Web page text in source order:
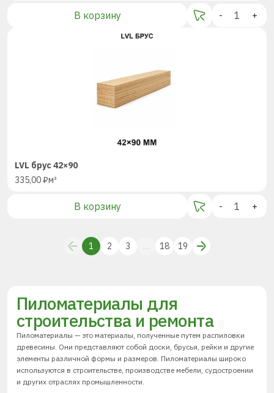
В корзину - +
LVL брус 42×90
335,00₽м³
В корзину - +
1 2 3 … 18 19
Пиломатериалы для
строительства и ремонта
Пиломатериалы — это материалы, полученные путем распиловки
древесины. Они представляют собой доски, брусья, рейки и другие
элементы различной формы и размеров. Пиломатериалы широко
используются в строительстве, производстве мебели, судостроении
и других отраслях промышленности.